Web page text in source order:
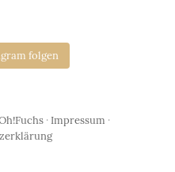
folgen
· Impressum ·